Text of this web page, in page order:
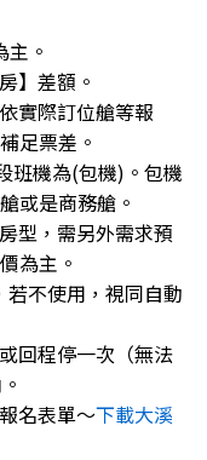
。
】差額。
實際訂位艙等報
足票差。
班機為(包機)。包機
或是商務艙。
型，需另外需求預
為主。
不使用，視同自動
回程停一次（無法
名表單～下載大溪